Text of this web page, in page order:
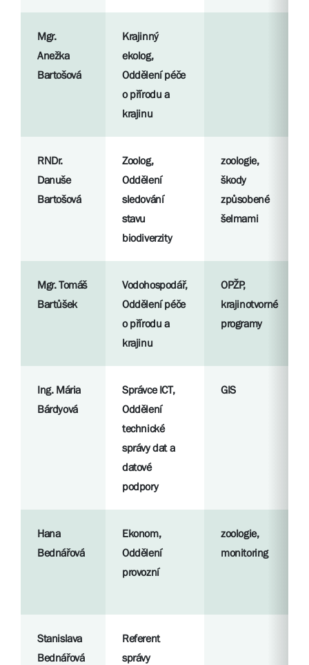
Mgr.
Anežka
Bartošová
Krajinný
ekolog,
Oddělení péče
o přírodu a
krajinu
RNDr.
Danuše
Bartošová
Zoolog,
Oddělení
sledování
stavu
biodiverzity
zoologie,
škody
způsobené
šelmami
Mgr. Tomáš
Bartůšek
Vodohospodář,
Oddělení péče
o přírodu a
krajinu
OPŽP,
krajinotvorné
programy
Ing. Mária
Bárdyová
Správce ICT,
Oddělení
technické
správy dat a
datové
podpory
GIS
Hana
Bednářová
Ekonom,
Oddělení
provozní
zoologie,
monitoring
Stanislava
Bednářová
Referent
správy